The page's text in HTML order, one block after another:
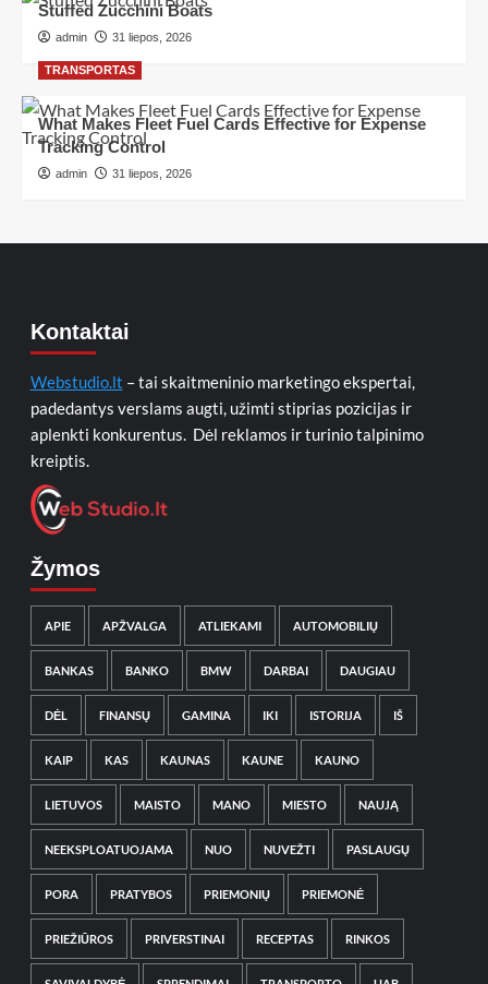
Stuffed Zucchini Boats
admin 31 liepos, 2026
TRANSPORTAS
What Makes Fleet Fuel Cards Effective for Expense
Tracking Control
admin 31 liepos, 2026
Kontaktai
Webstudio.lt – tai skaitmeninio marketingo ekspertai,
padedantys verslams augti, užimti stiprias pozicijas ir
aplenkti konkurentus. Dėl reklamos ir turinio talpinimo
kreiptis.
Žymos
APIE APŽVALGA ATLIEKAMI AUTOMOBILIŲ
BANKAS BANKO BMW DARBAI DAUGIAU
DĖL FINANSŲ GAMINA IKI ISTORIJA IŠ
KAIP KAS KAUNAS KAUNE KAUNO
LIETUVOS MAISTO MANO MIESTO NAUJĄ
NEEKSPLOATUOJAMA NUO NUVEŽTI PASLAUGŲ
PORA PRATYBOS PRIEMONIŲ PRIEMONĖ
PRIEŽIŪROS PRIVERSTINAI RECEPTAS RINKOS